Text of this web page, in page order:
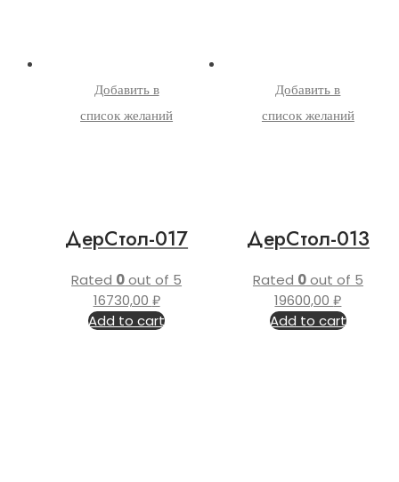
Добавить в
список желаний
ДерСтол-017
Rated 0out of 5
16730,00 ₽
Add to cart
Добавить в
список желаний
ДерСтол-013
Rated 0out of 5
19600,00₽
Add to cart